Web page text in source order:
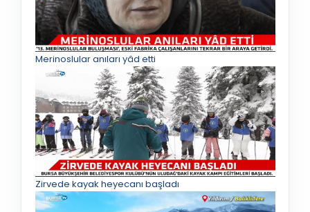
Merinoslular anıları yâd etti
Zirvede kayak heyecanı başladı